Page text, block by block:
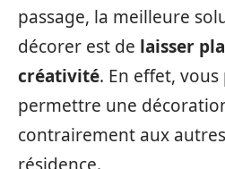
passage, la meilleure
décorer est de laisser
créativité. En effet,
permettre une
contrairement aux